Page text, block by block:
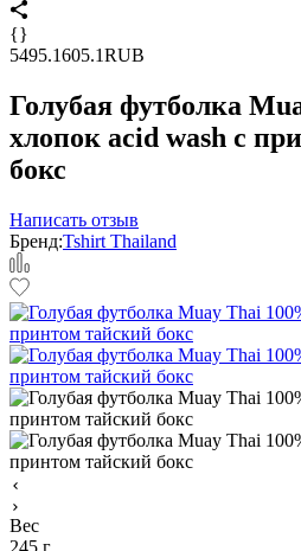
{}
5495.1605.1RUB
Голубая футболка
хлопок acid wash с
бокс
Написать отзыв
Бренд:Tshirt Thailand
Вес
245 г